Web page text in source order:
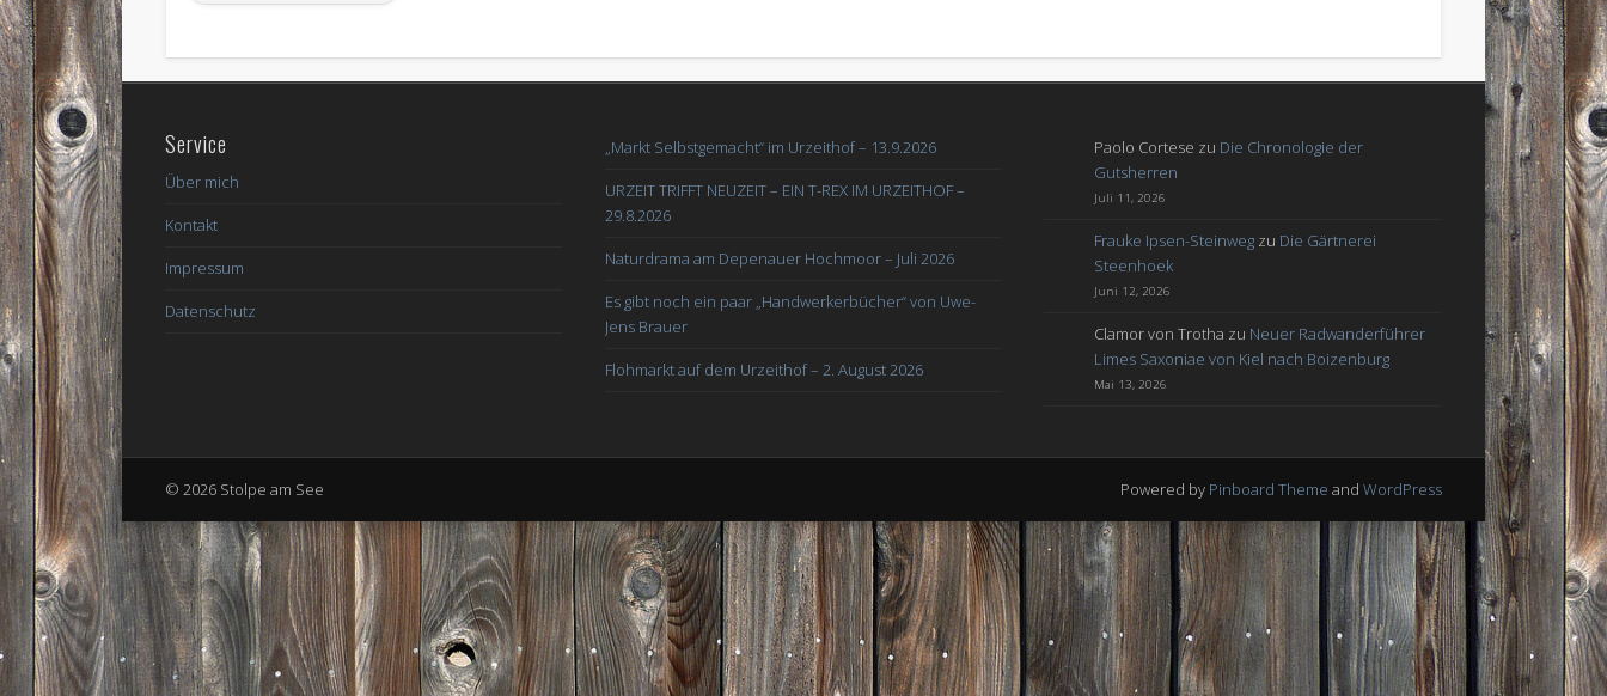
Service
Über mich
Kontakt
Impressum
Datenschutz
„Markt Selbstgemacht“ im Urzeithof – 13.9.2026
URZEIT TRIFFT NEUZEIT – EIN T-REX IM URZEITHOF –
29.8.2026
Naturdrama am Depenauer Hochmoor – Juli 2026
Es gibt noch ein paar „Handwerkerbücher“ von Uwe-
Jens Brauer
Flohmarkt auf dem Urzeithof – 2. August 2026
Paolo Cortese zu Die Chronologie der
Gutsherren
Juli 11, 2026
Frauke Ipsen-Steinweg zu Die Gärtnerei
Steenhoek
Juni 12, 2026
Clamor von Trotha zu Neuer Radwanderführer
Limes Saxoniae von Kiel nach Boizenburg
Mai 13, 2026
© 2026 Stolpe am See Powered by Pinboard Theme and WordPress